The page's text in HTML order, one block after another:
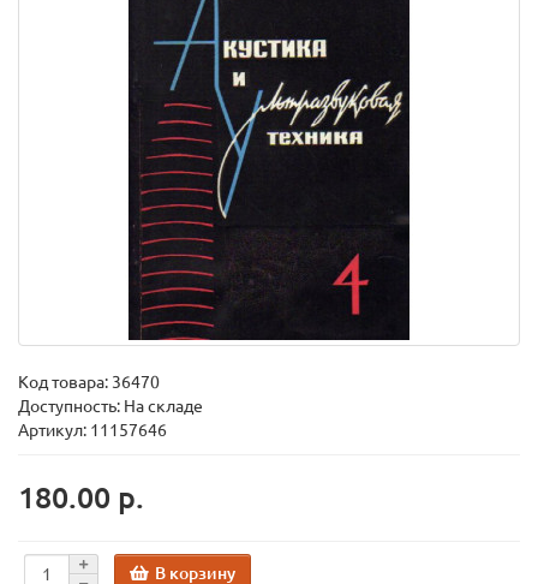
Код товара: 36470
Доступность: На складе
Артикул: 11157646
180.00 р.
В корзину